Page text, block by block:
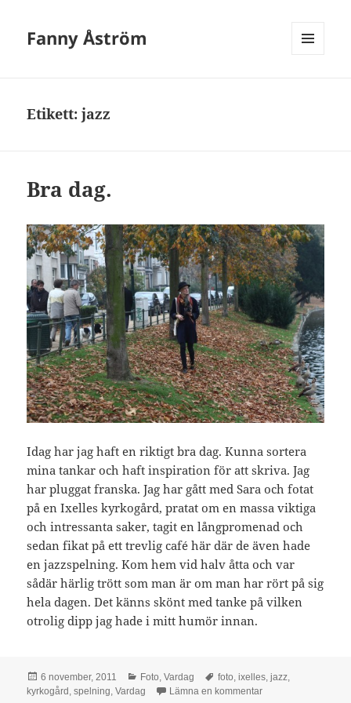
Fanny Åström
Etikett:jazz
Bra dag.
Idag har jag haft en riktigt bra dag. Kunna sortera
mina tankar och haft inspiration för att skriva. Jag
har pluggat franska. Jag har gått med Sara och fotat
på en Ixelles kyrkogård, pratat om en massa viktiga
och intressanta saker, tagit en långpromenad och
sedan fikat på ett trevlig café här där de även hade
en jazzspelning. Kom hem vid halv åtta och var
sådär härlig trött som man är om man har rört på sig
hela dagen. Det känns skönt med tanke på vilken
otrolig dipp jag hade i mitt humör innan.
Postat
6 november, 2011 Kategorier
Foto,Vardag Taggar
foto,ixelles,jazz,
kyrkogård ,spelning,Vardag Lämna en kommentartill Bra dag.